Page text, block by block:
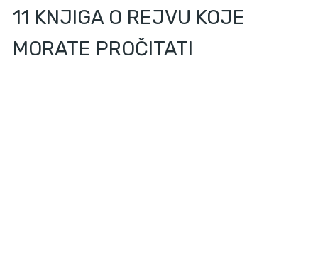
11 KNJIGA O REJVU KOJE
MORATE PROČITATI